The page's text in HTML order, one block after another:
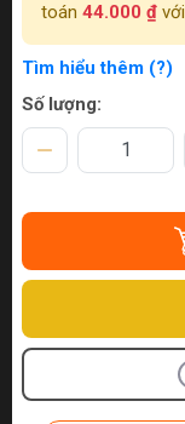
toán 44.000 ₫ với
Tìm hiểu thêm (?)
Số lượng: